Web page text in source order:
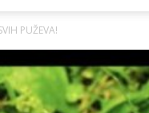
PUŽEVA!